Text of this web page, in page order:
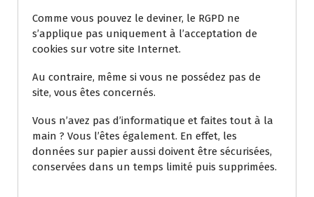
Comme vous pouvez le deviner, le RGPD ne
s’applique pas uniquement à l’acceptation de
cookies sur votre site Internet.
Au contraire, même si vous ne possédez pas de
site, vous êtes concernés.
Vous n’avez pas d’informatique et faites tout à la
main ? Vous l’êtes également. En effet, les
données sur papier aussi doivent être sécurisées,
conservées dans un temps limité puis supprimées.